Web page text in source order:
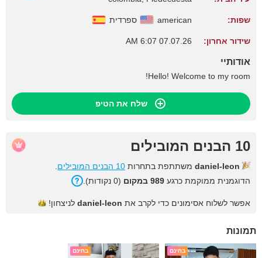
שפות: american ספרדית
שידור אחרון: 07.07.26 6:07 AM
אודותיי
Hello! Welcome to my room!
שלח את הטיפ
10 הבנים המובילים
daniel-leon משתתפת בתחרות 10 הבנים המובילים
הדוגמנית ממוקמת כרגע 989 במקום (0 נקודות).
אפשר לשלוח אסימונים כדי לקרב את daniel-leon לניצחון!
תמונות
בחינם בחינם